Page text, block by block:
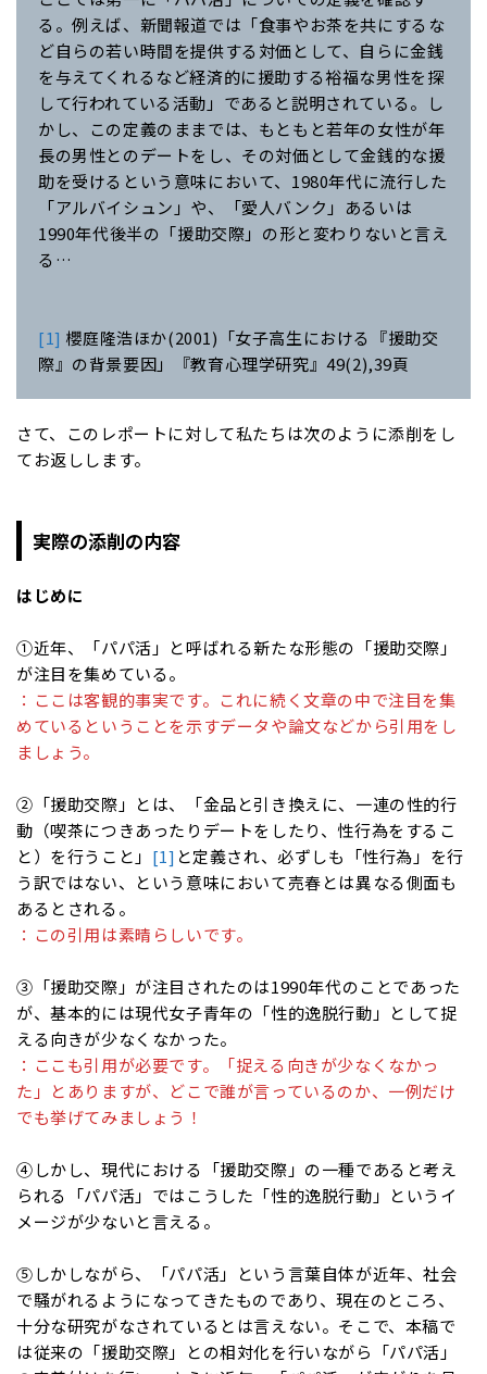
る。例えば、新聞報道では「食事やお茶を共にするな
ど自らの若い時間を提供する対価として、自らに金銭
を与えてくれるなど経済的に援助する裕福な男性を探
して行われている活動」であると説明されている。し
かし、この定義のままでは、もともと若年の女性が年
長の男性とのデートをし、その対価として金銭的な援
助を受けるという意味において、1980年代に流行した
「アルバイシュン」や、「愛人バンク」あるいは
1990年代後半の「援助交際」の形と変わりないと言え
る…
[1] 櫻庭隆浩ほか(2001)「女子高生における『援助交
際』の背景要因」『教育心理学研究』49(2),39頁
さて、このレポートに対して私たちは次のように添削をし
てお返しします。
実際の添削の内容
はじめに
①近年、「パパ活」と呼ばれる新たな形態の「援助交際」
が注目を集めている。
：ここは客観的事実です。これに続く文章の中で注目を集
めているということを示すデータや論文などから引用をし
ましょう。
②「援助交際」とは、「金品と引き換えに、一連の性的行
動（喫茶につきあったりデートをしたり、性行為をするこ
と）を行うこと」 [1] と定義され、必ずしも「性行為」を行
う訳ではない、という意味において売春とは異なる側面も
あるとされる。
：この引用は素晴らしいです。
③「援助交際」が注目されたのは1990年代のことであった
が、基本的には現代女子青年の「性的逸脱行動」として捉
える向きが少なくなかった。
：ここも引用が必要です。「捉える向きが少なくなかっ
た」とありますが、どこで誰が言っているのか、一例だけ
でも挙げてみましょう！
④しかし、現代における「援助交際」の一種であると考え
られる「パパ活」ではこうした「性的逸脱行動」というイ
メージが少ないと言える。
⑤しかしながら、「パパ活」という言葉自体が近年、社会
で騒がれるようになってきたものであり、現在のところ、
十分な研究がなされているとは言えない。そこで、本稿で
は従来の「援助交際」との相対化を行いながら「パパ活」